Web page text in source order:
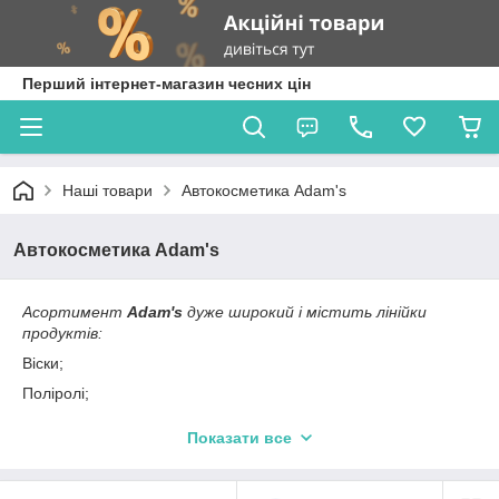
Перший інтернет-магазин чесних цін
Наші товари Автокосметика Adam's
Автокосметика Adam's
Асортимент Adam's дуже широкий і містить лінійки
продуктів:
Віски;
Поліролі;
Склади для очищення деталей інтер'єру та екстер'єру;
Показати все